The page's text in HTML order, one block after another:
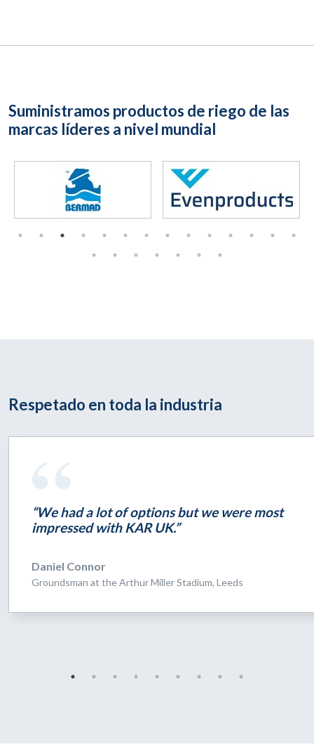
Suministramos productos de riego de las
marcas líderes a nivel mundial
Respetado en toda la industria
“We had a lot of options but we were most
impressed with KAR UK.”
Daniel Connor
Groundsman at the Arthur Miller Stadium, Leeds